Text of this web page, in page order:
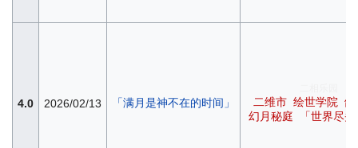
4.0 2026/02/13 「满月是神不在的时间」 二维市 绘世学院 鸽
幻月秘庭
「世界尽